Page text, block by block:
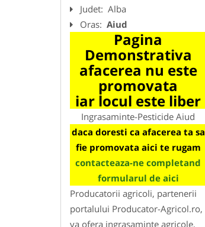
Judet: Alba
Oras: Aiud
Pagina
Demonstrativa
afacerea nu este
promovata
iar locul este liber
Ingrasaminte-Pesticide Aiud
daca doresti ca afacerea ta sa
fie promovata aici te rugam
contacteaza-ne completand
formularul de aici
Producatorii agricoli, partenerii
portalului Producator-Agricol.ro,
va ofera ingrasaminte agricole,